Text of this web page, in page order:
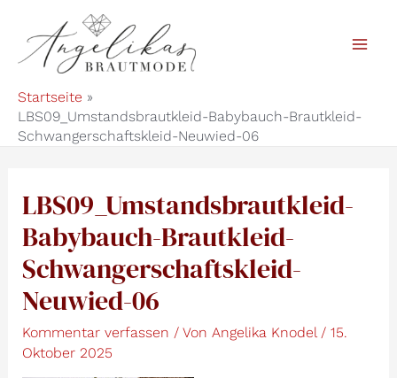
Inhalt
springen
Startseite
LBS09_Umstandsbrautkleid-Babybauch-Brautkleid-
Schwangerschaftskleid-Neuwied-06
LBS09_Umstandsbrautkleid-
Babybauch-Brautkleid-
Schwangerschaftskleid-
Neuwied-06
Kommentar verfassen / Von Angelika Knodel / 15.
Oktober 2025